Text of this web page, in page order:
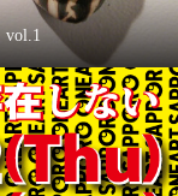
vol.1